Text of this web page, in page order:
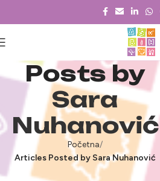
Posts by
Sara
Nuhanović
Početna
Articles Posted by Sara Nuhanović